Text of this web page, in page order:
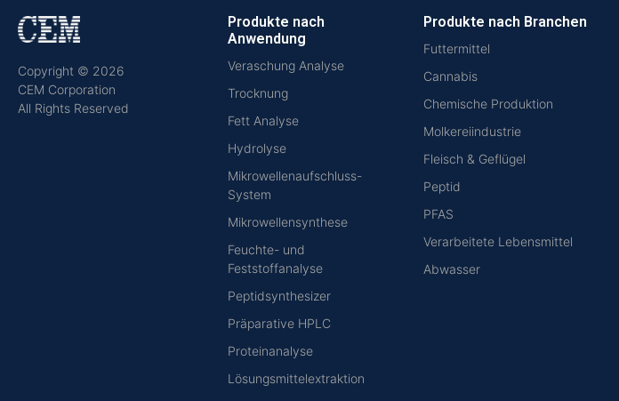
Copyright © 2026
CEM Corporation
All Rights Reserved
Produkte nach
Anwendung
Veraschung Analyse
Trocknung
Fett Analyse
Hydrolyse
Mikrowellenaufschluss-
System
Mikrowellensynthese
Feuchte- und
Feststoffanalyse
Peptidsynthesizer
Präparative HPLC
Proteinanalyse
Lösungsmittelextraktion
Produkte nach Branchen
Futtermittel
Cannabis
Chemische Produktion
Molkereiindustrie
Fleisch & Geflügel
Peptid
PFAS
Verarbeitete Lebensmittel
Abwasser